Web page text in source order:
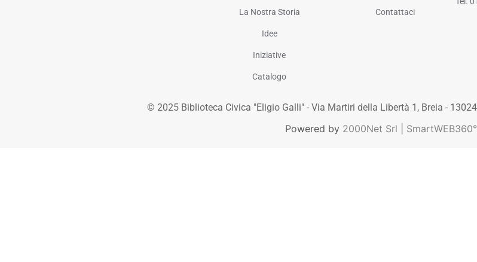
La Nostra Storia
Idee
Iniziative
Catalogo
Contattaci
© 2025 Biblioteca Civica "Eligio Galli" - Via Martiri della Libertà 1, Breia -
Powered by 2000Net Srl